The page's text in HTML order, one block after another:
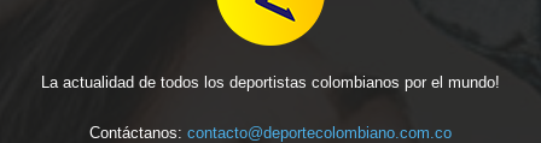
La actualidad de todos los deportistas colombianos por el mundo!
Contáctanos: contacto@deportecolombiano.com.co